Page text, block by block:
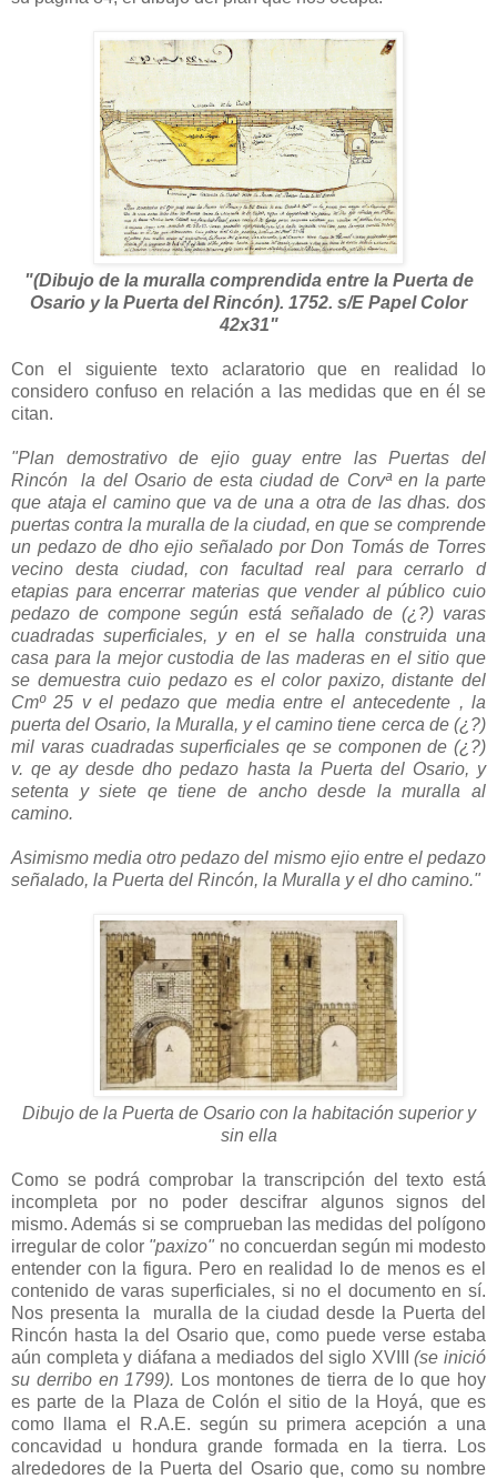
"(Dibujo de la muralla comprendida entre la Puerta de
Osario y la Puerta del Rincón). 1752. s/E Papel Color
42x31"
Con el siguiente texto aclaratorio que en realidad lo
considero confuso en relación a las medidas que en él se
citan.
"Plan demostrativo de ejio guay entre las Puertas del
Rincón la del Osario de esta ciudad de Corvª en la parte
que ataja el camino que va de una a otra de las dhas. dos
puertas contra la muralla de la ciudad, en que se comprende
un pedazo de dho ejio señalado por Don Tomás de Torres
vecino desta ciudad, con facultad real para cerrarlo d
etapias para encerrar materias que vender al público cuio
pedazo de compone según está señalado de (¿?) varas
cuadradas superficiales, y en el se halla construida una
casa para la mejor custodia de las maderas en el sitio que
se demuestra cuio pedazo es el color paxizo, distante del
Cmº 25 v el pedazo que media entre el antecedente , la
puerta del Osario, la Muralla, y el camino tiene cerca de (¿?)
mil varas cuadradas superficiales qe se componen de (¿?)
v. qe ay desde dho pedazo hasta la Puerta del Osario, y
setenta y siete qe tiene de ancho desde la muralla al
camino.
Asimismo media otro pedazo del mismo ejio entre el pedazo
señalado, la Puerta del Rincón, la Muralla y el dho camino."
Dibujo de la Puerta de Osario con la habitación superior y
sin ella
Como se podrá comprobar la transcripción del texto está
incompleta por no poder descifrar algunos signos del
mismo. Además si se comprueban las medidas del polígono
irregular de color "paxizo" no concuerdan según mi modesto
entender con la figura. Pero en realidad lo de menos es el
contenido de varas superficiales, si no el documento en sí.
Nos presenta la muralla de la ciudad desde la Puerta del
Rincón hasta la del Osario que, como puede verse estaba
aún completa y diáfana a mediados del siglo XVIII(se inició
su derribo en 1799). Los montones de tierra de lo que hoy
es parte de la Plaza de Colón el sitio de la Hoyá, que es
como llama el R.A.E. según su primera acepción a una
concavidad u hondura grande formada en la tierra. Los
alrededores de la Puerta del Osario que, como su nombre